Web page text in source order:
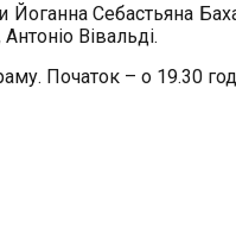
Йоганна Себастьяна
Вівальді.
Початок – о 19.30